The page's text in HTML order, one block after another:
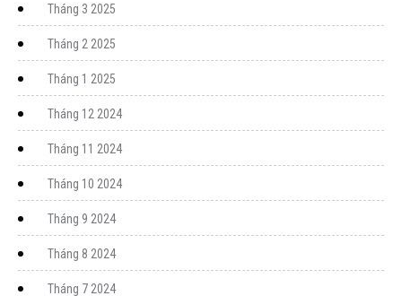
Tháng 3 2025
Tháng 2 2025
Tháng 1 2025
Tháng 12 2024
Tháng 11 2024
Tháng 10 2024
Tháng 9 2024
Tháng 8 2024
Tháng 7 2024